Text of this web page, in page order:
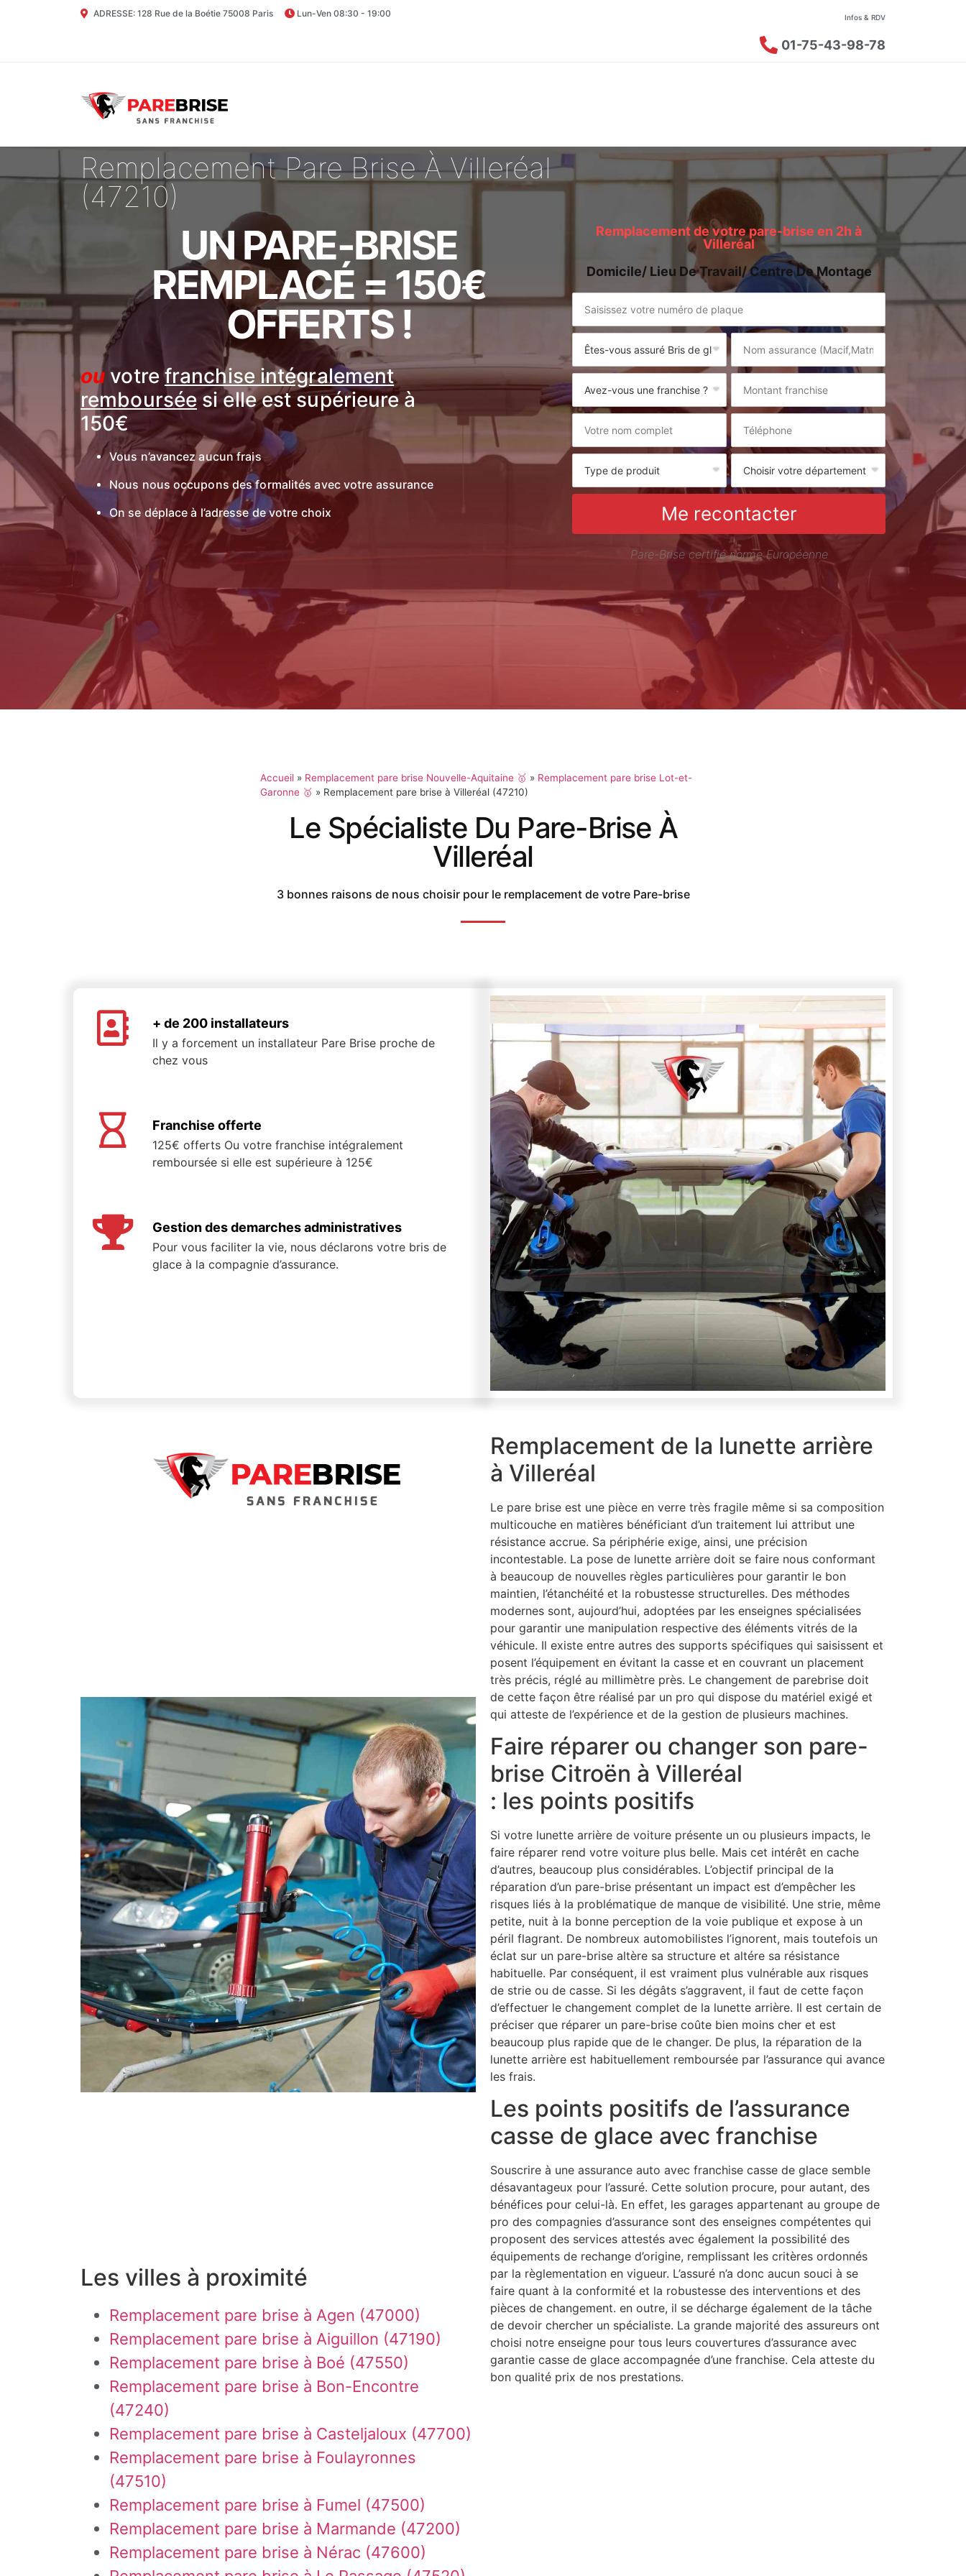
ADRESSE: 128 Rue de la Boétie 75008 Paris Lun-Ven 08:30 - 19:00 Infos & RDV
01-75-43-98-78
Remplacement Pare Brise À Villeréal
(47210)
UN PARE-BRISE
REMPLACÉ = 150€
OFFERTS !
ou votrefranchise intégralement
remboursée si elle est supérieure à
150€
Vous n’avancez aucun frais
Nous nous occupons des formalités avec votre assurance
On se déplace à l’adresse de votre choix
Remplacement de votre pare-brise en 2h à
Villeréal
Domicile/ Lieu De Travail/ Centre De Montage
Me recontacter
Pare-Brise certifié norme Européenne
Accueil » Remplacement pare brise Nouvelle-Aquitaine 🥇 » Remplacement pare brise Lot-et-
Garonne 🥇 » Remplacement pare brise à Villeréal (47210)
Le Spécialiste Du Pare-Brise À
Villeréal
3 bonnes raisons de nous choisir pour le remplacement de votre Pare-brise
+ de 200 installateurs
Il y a forcement un installateur Pare Brise proche de
chez vous
Franchise offerte
125€ offerts Ou votre franchise intégralement
remboursée si elle est supérieure à 125€
Gestion des demarches administratives
Pour vous faciliter la vie, nous déclarons votre bris de
glace à la compagnie d’assurance.
Les villes à proximité
Remplacement pare brise à Agen (47000)
Remplacement pare brise à Aiguillon (47190)
Remplacement pare brise à Boé (47550)
Remplacement pare brise à Bon-Encontre
(47240)
Remplacement pare brise à Casteljaloux (47700)
Remplacement pare brise à Foulayronnes
(47510)
Remplacement pare brise à Fumel (47500)
Remplacement pare brise à Marmande (47200)
Remplacement pare brise à Nérac (47600)
Remplacement de la lunette arrière
à Villeréal
Le pare brise est une pièce en verre très fragile même si sa composition
multicouche en matières bénéficiant d’un traitement lui attribut une
résistance accrue. Sa périphérie exige, ainsi, une précision
incontestable. La pose de lunette arrière doit se faire nous conformant
à beaucoup de nouvelles règles particulières pour garantir le bon
maintien, l’étanchéité et la robustesse structurelles. Des méthodes
modernes sont, aujourd’hui, adoptées par les enseignes spécialisées
pour garantir une manipulation respective des éléments vitrés de la
véhicule. Il existe entre autres des supports spécifiques qui saisissent et
posent l’équipement en évitant la casse et en couvrant un placement
très précis, réglé au millimètre près. Le changement de parebrise doit
de cette façon être réalisé par un pro qui dispose du matériel exigé et
qui atteste de l’expérience et de la gestion de plusieurs machines.
Faire réparer ou changer son pare-
brise Citroën à Villeréal
: les points positifs
Si votre lunette arrière de voiture présente un ou plusieurs impacts, le
faire réparer rend votre voiture plus belle. Mais cet intérêt en cache
d’autres, beaucoup plus considérables. L’objectif principal de la
réparation d’un pare-brise présentant un impact est d’empêcher les
risques liés à la problématique de manque de visibilité. Une strie, même
petite, nuit à la bonne perception de la voie publique et expose à un
péril flagrant. De nombreux automobilistes l’ignorent, mais toutefois un
éclat sur un pare-brise altère sa structure et altére sa résistance
habituelle. Par conséquent, il est vraiment plus vulnérable aux risques
de strie ou de casse. Si les dégâts s’aggravent, il faut de cette façon
d’effectuer le changement complet de la lunette arrière. Il est certain de
préciser que réparer un pare-brise coûte bien moins cher et est
beaucoup plus rapide que de le changer. De plus, la réparation de la
lunette arrière est habituellement remboursée par l’assurance qui avance
les frais.
Les points positifs de l’assurance
casse de glace avec franchise
Souscrire à une assurance auto avec franchise casse de glace semble
désavantageux pour l’assuré. Cette solution procure, pour autant, des
bénéfices pour celui-là. En effet, les garages appartenant au groupe de
pro des compagnies d’assurance sont des enseignes compétentes qui
proposent des services attestés avec également la possibilité des
équipements de rechange d’origine, remplissant les critères ordonnés
par la règlementation en vigueur. L’assuré n’a donc aucun souci à se
faire quant à la conformité et la robustesse des interventions et des
pièces de changement. en outre, il se décharge également de la tâche
de devoir chercher un spécialiste. La grande majorité des assureurs ont
choisi notre enseigne pour tous leurs couvertures d’assurance avec
garantie casse de glace accompagnée d’une franchise. Cela atteste du
bon qualité prix de nos prestations.